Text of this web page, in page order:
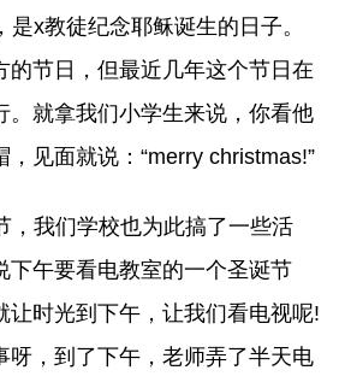
是x教徒纪念耶稣诞生的日子。
的节日，但最近几年这个节日在
。就拿我们小学生来说，你看他
见面就说：“merry christmas!”
，我们学校也为此搞了一些活
下午要看电教室的一个圣诞节
让时光到下午，让我们看电视呢!
呀，到了下午，老师弄了半天电